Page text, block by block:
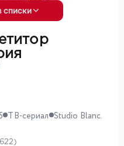
списки
ТВ-сериал Studio Blanc.